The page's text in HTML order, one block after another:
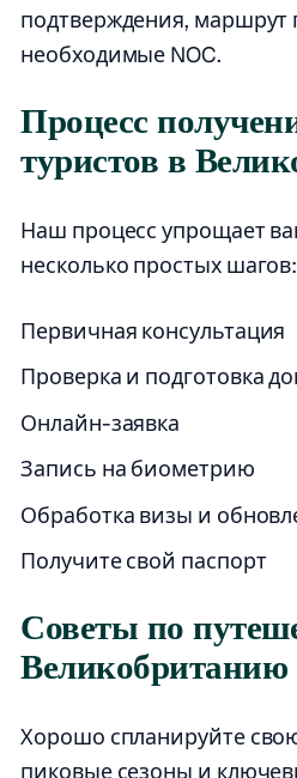
подтверждения, маршрут
необходимые NOC.
Процесс
туристов в
Наш процесс упрощает
несколько простых шагов:
Первичная консультация
Проверка и подготовка
Онлайн-заявка
Запись на биометрию
Обработка визы и
Получите свой паспорт
Советы по
Великобританию
Хорошо спланируйте
пиковые сезоны и